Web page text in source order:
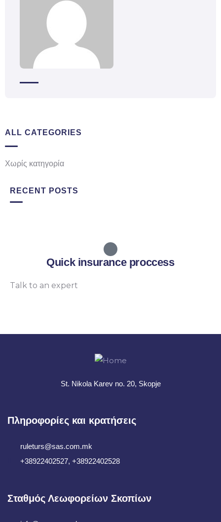
ALL CATEGORIES
Χωρίς κατηγορία
RECENT POSTS
Quick insurance proccess
Talk to an expert
St. Nikola Karev no. 20, Skopje
Πληροφορίες και κρατήσεις
ruleturs@sas.com.mk
+38922402527, +38922402528
Σταθμός Λεωφορείων Σκοπίων